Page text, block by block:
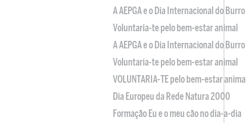
A AEPGA e o Dia Internacional do Burro
Voluntaria-te pelo bem-estar animal
A AEPGA e o Dia Internacional do Burro
Voluntaria-te pelo bem-estar animal
VOLUNTARIA-TE pelo bem-estar animal
Dia Europeu da Rede Natura 2000
Formação Eu e o meu cão no dia-a-dia